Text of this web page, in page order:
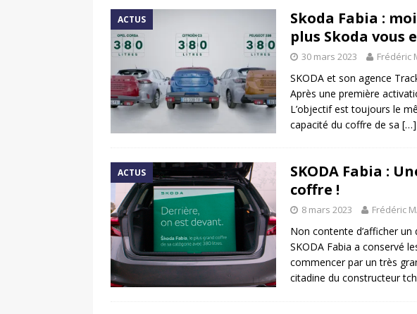
ACTUS
Skoda Fabia :
plus Skoda vous
30 mars 2023 Frédéric
SKODA et son agence
Après une première
L’objectif est toujours le
capacité du coffre de sa […]
ACTUS
SKODA Fabia :
coffre !
8 mars 2023 Frédéric
Non contente d’afficher
SKODA Fabia a conservé
commencer par un très
citadine du constructeur